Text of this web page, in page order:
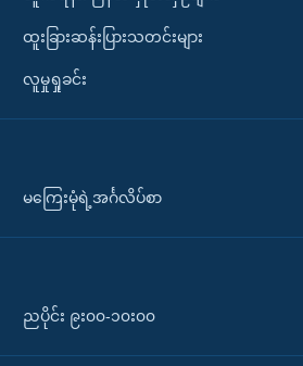
ထူးခြားဆန်းပြားသတင်းများ
လူမှုရှုခင်း
မကြေးမုံရဲ့အင်္ဂလိပ်စာ
ညပိုင်း ၉း၀၀-၁၀း၀၀